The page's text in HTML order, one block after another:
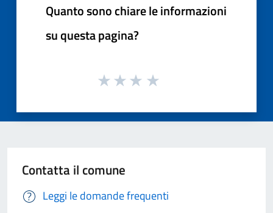
Quanto sono chiare le informazioni
su questa pagina?
Contatta il comune
Leggi le domande frequenti